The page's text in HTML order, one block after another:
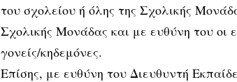
του σχολείου ή όλης της Σχολικής
Σχολικής Μονάδας και με ευθύνη του οι
γονείς/κηδεμόνες.
Επίσης, με ευθύνη του Διευθυντή